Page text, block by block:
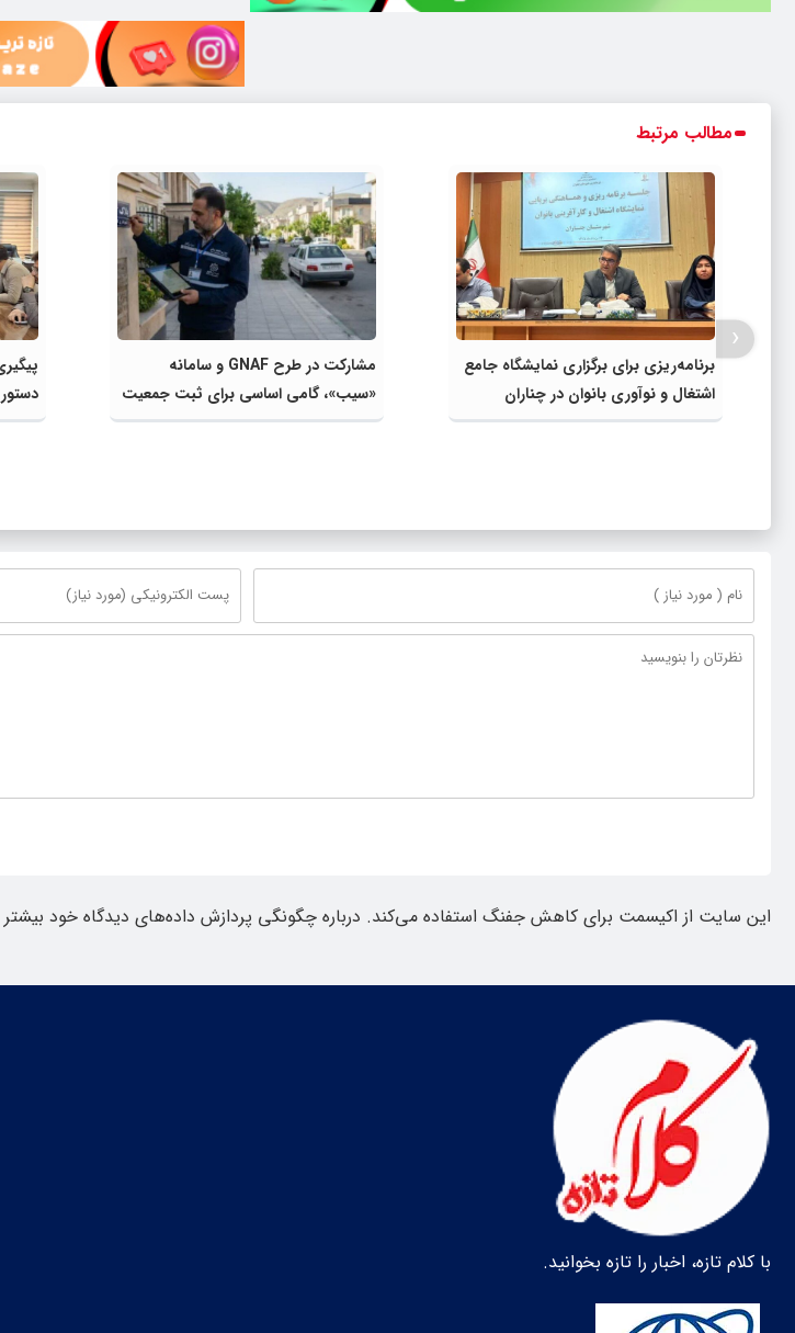
مطالب مرتبط
برنامه‌ریزی برای برگزاری نمایشگاه جامع
اشتغال و نوآوری بانوان در چناران
مشارکت در طرح GNAF و سامانه
«سیب»، گامی اساسی برای ثبت جمعیت
واقعی و افزایش سهم شهرستان از
گرفت
‹
این سایت از اکیسمت برای کاهش جفنگ استفاده می‌کند. درباره چگونگی پردازش داده‌های دیدگاه خود بیشتر
با کلام تازه، اخبار را تازه بخوانید.